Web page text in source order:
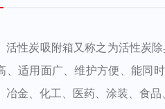
炭吸附箱又称之为活性炭除
、适用面广、维护方便、能同
冶金、化工、医药、涂装、食品